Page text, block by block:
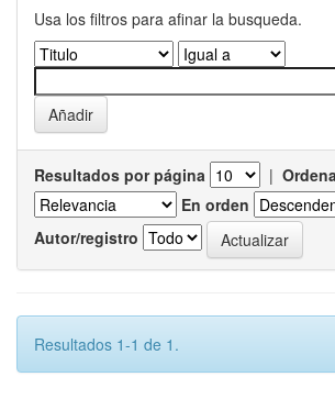
Usa los filtros para afinar la busqueda.
Resultados por página |
En orden
Autor/registro
Resultados 1-1 de 1.